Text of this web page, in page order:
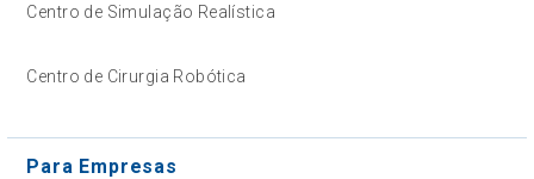
Centro de Simulação Realística
Centro de Cirurgia Robótica
Para Empresas